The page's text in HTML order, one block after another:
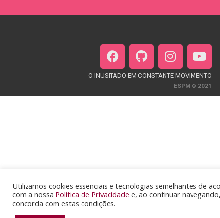
F
a
c
b
G
i
t
u
I
n
s
t
a
Y
o
u
t
u
O INUSITADO EM CONSTANTE MOVIMENTO
ESPM © 2021
Utilizamos cookies essenciais e tecnologias semelhantes de
com a nossa Política de Privacidade e, ao continuar
concorda com estas condições.